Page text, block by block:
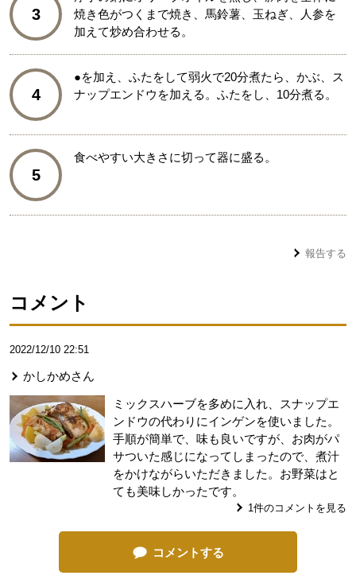
3
焼き色がつくまで焼き、馬鈴薯、玉ねぎ、人参を
加えて炒め合わせる。
4
●を加え、ふたをして弱火で20分煮たら、かぶ、ス
ナップエンドウを加える。ふたをし、10分煮る。
5
食べやすい大きさに切って器に盛る。
報告する
コメント
2022/12/10 22:51
かしかめさん
ミックスハーブを多めに入れ、スナップエ
ンドウの代わりにインゲンを使いました。
手順が簡単で、味も良いですが、お肉がパ
サついた感じになってしまったので、煮汁
をかけながらいただきました。お野菜はと
ても美味しかったです。
1件のコメントを見る
コメントする